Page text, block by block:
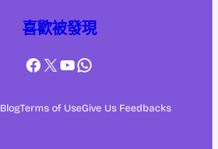
喜歡被發現
Facebook
X YouTube
WhatsApp
BlogTerms of UseGive Us Feedbacks